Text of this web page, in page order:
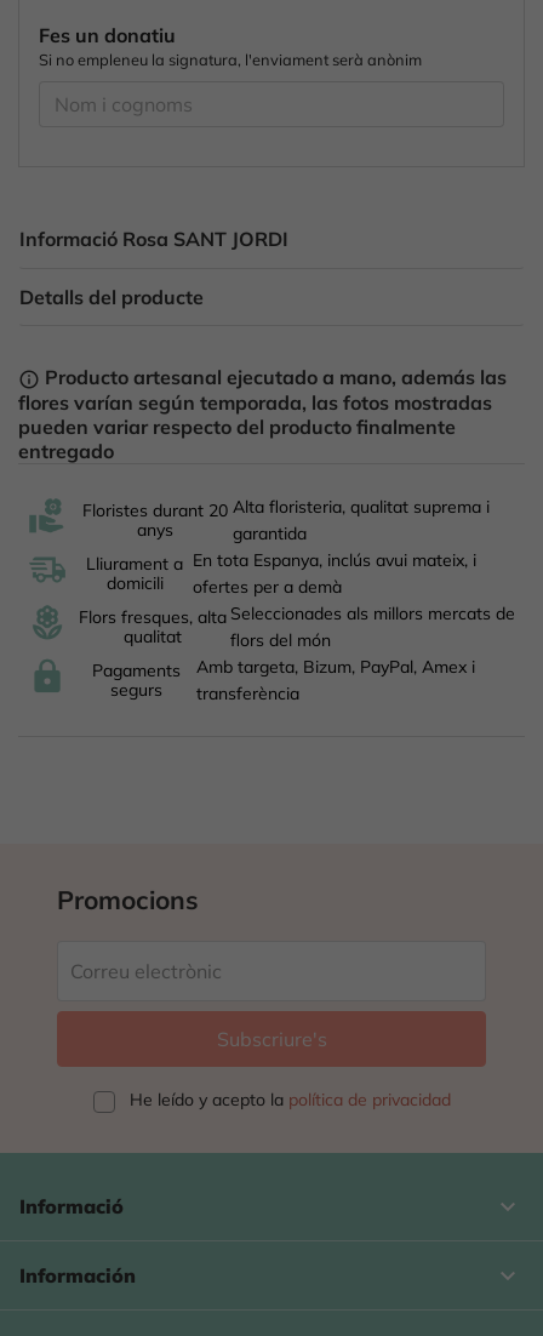
Fes un donatiu
Si no empleneu la signatura, l'enviament serà anònim
Informació Rosa SANT JORDI
Detalls del producte
info_outline Producto artesanal ejecutado a mano, además las
flores varían según temporada, las fotos mostradas
pueden variar respecto del producto finalmente
entregado
Floristes durant 20
anys
Alta floristeria, qualitat suprema i
garantida
Lliurament a
domicili
En tota Espanya, inclús avui mateix, i
ofertes per a demà
Flors fresques, alta
qualitat
Seleccionades als millors mercats de
flors del món
Pagaments
segurs
Amb targeta, Bizum, PayPal, Amex i
transferència
Promocions
He leído y acepto la política de privacidad
Informació keyboard_arrow_down
Información 